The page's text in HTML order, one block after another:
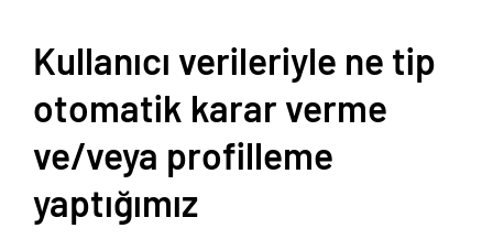
Kullanıcı verileriyle ne tip
otomatik karar verme
ve/veya profilleme
yaptığımız